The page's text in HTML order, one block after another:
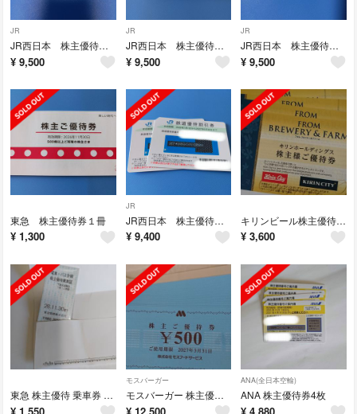
JR
JR西日本 株主優待券２枚
¥ 9,500
JR
JR西日本 株主優待券２枚割引券
¥ 9,500
JR
JR西日本 株主優待券２枚
¥ 9,500
東急 株主優待券１冊
¥ 1,300
JR
JR西日本 株主優待券 割引券 ２枚
¥ 9,400
キリンビール株主優待券 キリンシティお食事券
¥ 3,600
東急 株主優待 乗車券 乗車証 ５枚
モスバーガー
モスバーガー 株主優待券 モスフードサービス 匿名配送
ANA(全日本空輸)
ANA 株主優待券4枚